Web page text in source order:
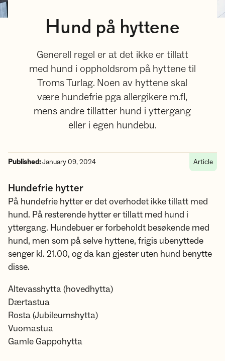
Hund på hyttene
Generell regel er at det ikke er tillatt
med hund i oppholdsrom på hyttene til
Troms Turlag. Noen av hyttene skal
være hundefrie pga allergikere m.fl,
mens andre tillatter hund i yttergang
eller i egen hundebu.
Published:January 09, 2024 Article
Hundefrie hytter
På hundefrie hytter er det overhodet ikke tillatt med
hund. På resterende hytter er tillatt med hund i
yttergang. Hundebuer er forbeholdt besøkende med
hund, men som på selve hyttene, frigis ubenyttede
senger kl. 21.00, og da kan gjester uten hund benytte
disse.
Altevasshytta (hovedhytta)
Dærtastua
Rosta (Jubileumshytta)​​​​​​
Vuomastua
Gamle Gappohytta